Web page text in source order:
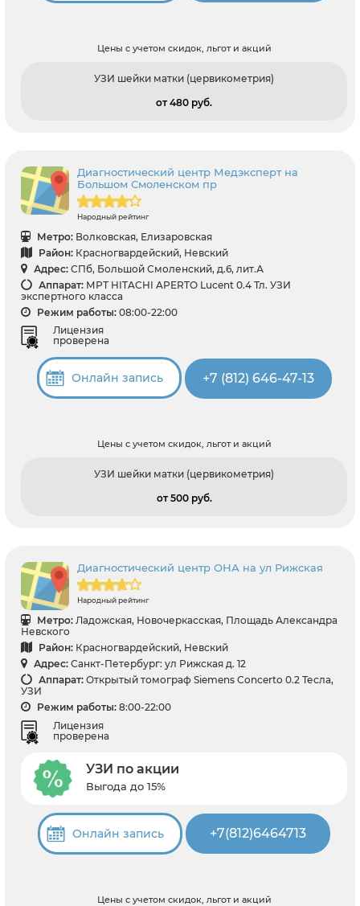
Цены с учетом скидок, льгот и акций
УЗИ шейки матки (цервикометрия)
от 480 pуб.
Диагностический центр Медэксперт на
Большом Смоленском пр
Народный рейтинг
Метро: Волковская, Елизаровская
Район: Красногвардейский, Невский
Адрес: СПб, Большой Смоленский, д.6, лит.А
Аппарат: МРТ HITACHI APERTO Lucent 0.4 Тл. УЗИ
экспертного класса
Режим работы: 08:00-22:00
Лицензия
проверена
Онлайн запись +7 (812) 646-47-13
Цены с учетом скидок, льгот и акций
УЗИ шейки матки (цервикометрия)
от 500 pуб.
Диагностический центр ОНА на ул Рижская
Народный рейтинг
Метро: Ладожская, Новочеркасская, Площадь Александра
Невского
Район: Красногвардейский, Невский
Адрес: Санкт-Петербург: ул Рижская д. 12
Аппарат: Открытый томограф Siemens Concerto 0.2 Тесла,
УЗИ
Режим работы: 8:00-22:00
Лицензия
проверена
УЗИ по акции
Выгода до 15%
Онлайн запись +7(812)6464713
Цены с учетом скидок, льгот и акций